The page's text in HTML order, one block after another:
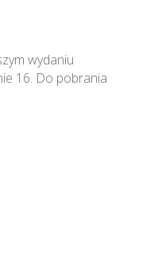
wydaniu
16. Do pobrania